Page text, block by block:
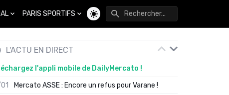
PARIS SPORTIFS
Changer de thème
L'ACTU EN DIRECT
l'appli mobile de DailyMercato !
Mercato ASSE : Encore un refus pour Varane !